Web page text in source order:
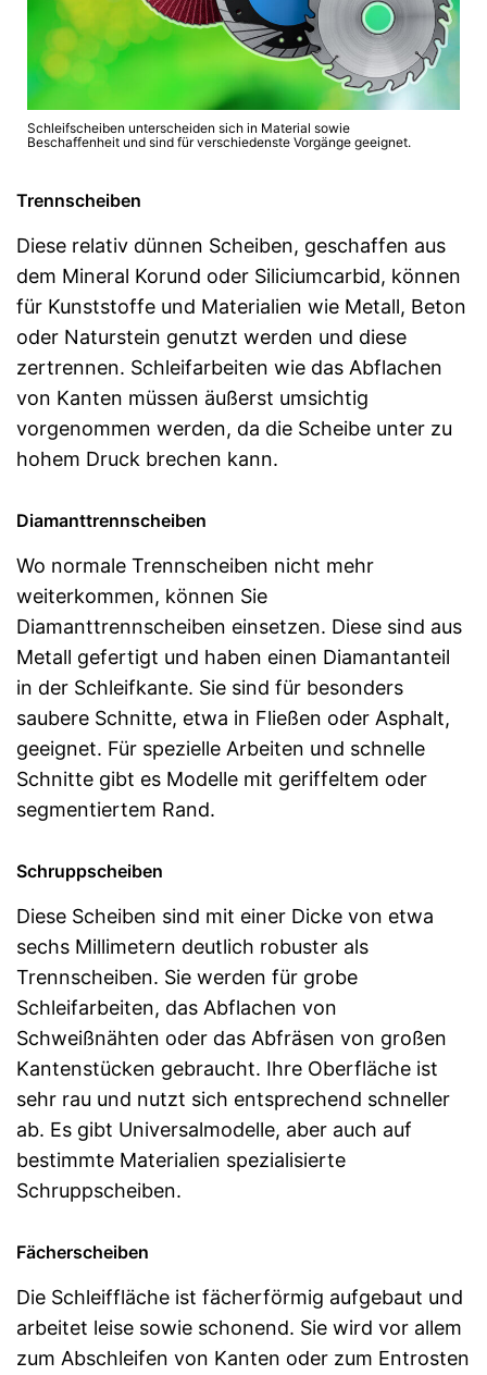
Schleifscheiben unterscheiden sich in Material sowie
Beschaffenheit und sind für verschiedenste Vorgänge geeignet.
Trennscheiben
Diese relativ dünnen Scheiben, geschaffen aus
dem Mineral Korund oder Siliciumcarbid, können
für Kunststoffe und Materialien wie Metall, Beton
oder Naturstein genutzt werden und diese
zertrennen. Schleifarbeiten wie das Abflachen
von Kanten müssen äußerst umsichtig
vorgenommen werden, da die Scheibe unter zu
hohem Druck brechen kann.
Diamanttrennscheiben
Wo normale Trennscheiben nicht mehr
weiterkommen, können Sie
Diamanttrennscheiben einsetzen. Diese sind aus
Metall gefertigt und haben einen Diamantanteil
in der Schleifkante. Sie sind für besonders
saubere Schnitte, etwa in Fließen oder Asphalt,
geeignet. Für spezielle Arbeiten und schnelle
Schnitte gibt es Modelle mit geriffeltem oder
segmentiertem Rand.
Schruppscheiben
Diese Scheiben sind mit einer Dicke von etwa
sechs Millimetern deutlich robuster als
Trennscheiben. Sie werden für grobe
Schleifarbeiten, das Abflachen von
Schweißnähten oder das Abfräsen von großen
Kantenstücken gebraucht. Ihre Oberfläche ist
sehr rau und nutzt sich entsprechend schneller
ab. Es gibt Universalmodelle, aber auch auf
bestimmte Materialien spezialisierte
Schruppscheiben.
Fächerscheiben
Die Schleiffläche ist fächerförmig aufgebaut und
arbeitet leise sowie schonend. Sie wird vor allem
zum Abschleifen von Kanten oder zum Entrosten